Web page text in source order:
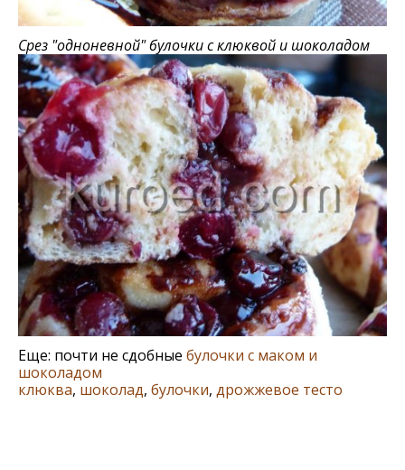
Срез "одноневной" булочки с клюквой и шоколадом
Еще: почти не сдобные булочки с маком и
шоколадом
клюква, шоколад, булочки, дрожжевое тесто